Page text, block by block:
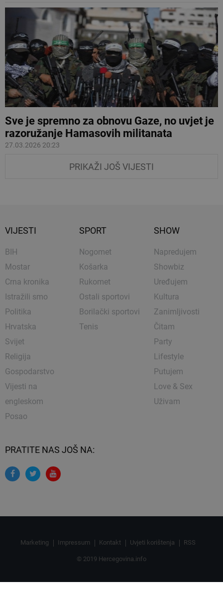
Sve je spremno za obnovu Gaze, no uvjet je
razoružanje Hamasovih militanata
27.03.2026 20:23
PRIKAŽI JOŠ VIJESTI
VIJESTI
BIH
Mostar
Crna kronika
Istražili smo
Politika
Hrvatska
Svijet
Religija
Gospodarstvo
Vijesti na
engleskom
Posao
SPORT
Nogomet
Košarka
Rukomet
Ostali sportovi
Borilački sportovi
Tenis
SHOW
Napredujem
Showbiz
Uređujem
Kultura
Zanimljivosti
Čitam
Party
Lifestyle
Putujem
Love & Sex
Uživam
PRATITE NAS JOŠ NA:
Marketing Impressum Kontakt Uvjeti korištenja RSS
© 2019 Hercegovina.info